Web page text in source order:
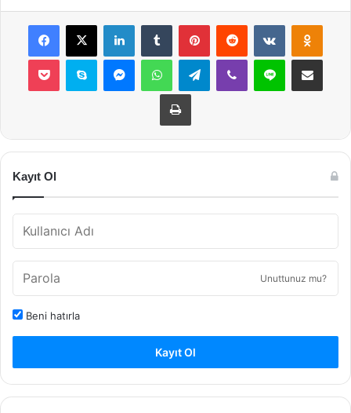
Facebook
X LinkedInTumblr PinterestReddit VKontakte
Pocket Skype MessengerWhatsAppTelegramViber Line E-Posta ile
Yazdır
Kayıt Ol
Unuttunuz mu?
Beni hatırla
Kayıt Ol